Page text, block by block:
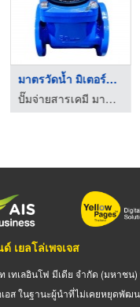
มาตรวัดน้ำ มิเตอร์น้ ...
ปั๊มจ่ายสารเคมี มาตรวัดน้ำ - บริษัท เอทีที อินดัสตรีส์ จำกัด
เยลโล่เพจเจส
เทเลอินโฟ มีเดีย จำกัด (มหาชน
เอส ในฐานะผู้นำที่ไม่เคยหยุดพัฒ